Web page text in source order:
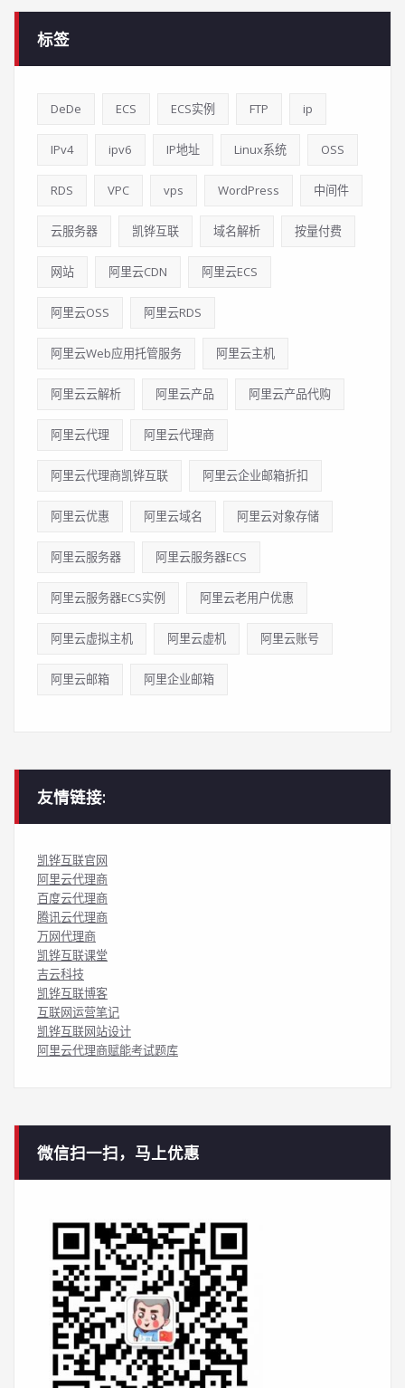
标签
DeDe ECS ECS实例 FTP ip
IPv4 ipv6 IP地址 Linux系统 OSS
RDS VPC vps WordPress 中间件
云服务器 凯铧互联 域名解析 按量付费
网站 阿里云CDN 阿里云ECS
阿里云OSS 阿里云RDS
阿里云Web应用托管服务 阿里云主机
阿里云云解析 阿里云产品 阿里云产品代购
阿里云代理 阿里云代理商
阿里云代理商凯铧互联 阿里云企业邮箱折扣
阿里云优惠 阿里云域名 阿里云对象存储
阿里云服务器 阿里云服务器ECS
阿里云服务器ECS实例 阿里云老用户优惠
阿里云虚拟主机 阿里云虚机 阿里云账号
阿里云邮箱 阿里企业邮箱
友情链接:
凯铧互联官网
阿里云代理商
百度云代理商
腾讯云代理商
万网代理商
凯铧互联课堂
吉云科技
凯铧互联博客
互联网运营笔记
凯铧互联网站设计
阿里云代理商赋能考试题库
微信扫一扫，马上优惠